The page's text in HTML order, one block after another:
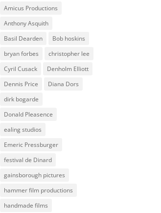
Amicus Productions
Anthony Asquith
Basil Dearden
Bob hoskins
bryan forbes
christopher lee
Cyril Cusack
Denholm Elliott
Dennis Price
Diana Dors
dirk bogarde
Donald Pleasence
ealing studios
Emeric Pressburger
festival de Dinard
gainsborough pictures
hammer film productions
handmade films